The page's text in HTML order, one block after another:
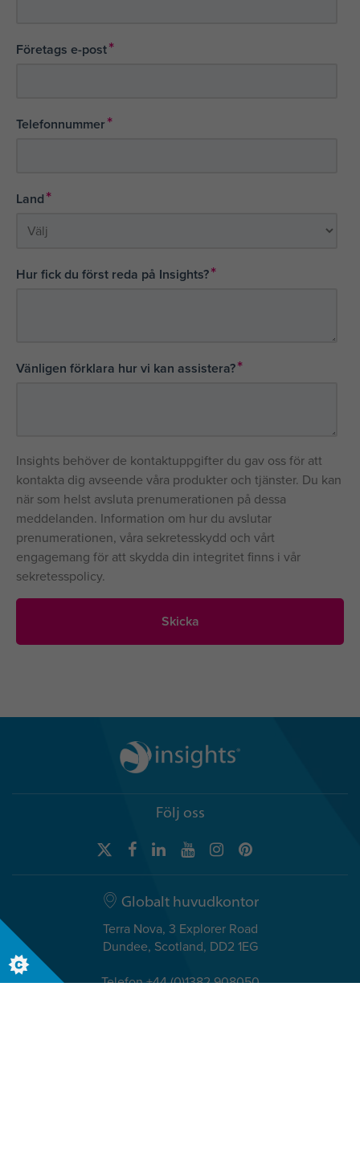
Företags e-post*
Telefonnummer*
Land*
Hur fick du först reda på Insights?*
Vänligen förklara hur vi kan assistera?*
Insights behöver de kontaktuppgifter du gav oss för att
kontakta dig avseende våra produkter och tjänster. Du kan
när som helst avsluta prenumerationen på dessa
meddelanden. Information om hur du avslutar
prenumerationen, våra sekretesskydd och vårt
engagemang för att skydda din integritet finns i vår
sekretesspolicy.
Följ oss
Globalt huvudkontor
Terra Nova, 3 Explorer Road
Dundee, Scotland, DD2 1EG
Telefon +44 (0)1382 908050